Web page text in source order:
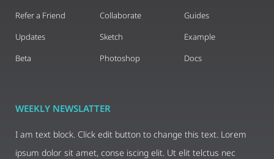
Refer a Friend
Updates
Beta
Collaborate
Sketch
Photoshop
Guides
Example
Docs
WEEKLY NEWSLATTER
I am text block. Click edit button to change this text. Lorem
ipsum dolor sit amet, conse iscing elit. Ut elit telctus nec